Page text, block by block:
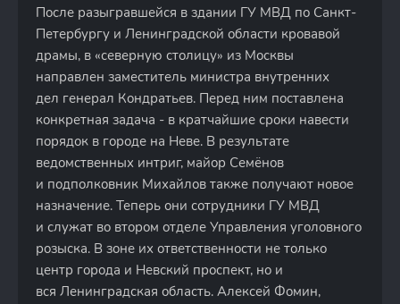
После разыгравшейся в здании ГУ МВД по Санкт-
Петербургу и Ленинградской области кровавой
драмы, в «северную столицу» из Москвы
направлен заместитель министра внутренних
дел генерал Кондратьев. Перед ним поставлена
конкретная задача - в кратчайшие сроки навести
порядок в городе на Неве. В результате
ведомственных интриг, майор Семёнов
и подполковник Михайлов также получают новое
назначение. Теперь они сотрудники ГУ МВД
и служат во втором отделе Управления уголовного
розыска. В зоне их ответственности не только
центр города и Невский проспект, но и
вся Ленинградская область. Алексей Фомин,